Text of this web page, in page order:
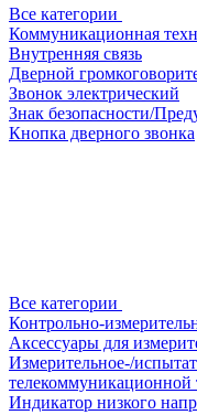
Все категории
Коммуникационная
Внутренняя связь
Дверной
Звонок электрический
Знак безопасности/
Кнопка дверного звонка
Все категории
Контрольно-
Аксессуары для
Измерительное-/
телекоммуникационной
Индикатор низкого